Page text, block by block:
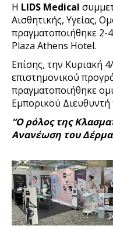
Η LIDS Medical
Αισθητικής, Υγείας,
πραγματοποιήθηκε 2-
Plaza Athens Hotel.
Επίσης, την Κυριακή
επιστημονικού
πραγματοποιήθηκε
Εμπορικού Διευθυντή
“Ο ρόλος της
Ανανέωση του